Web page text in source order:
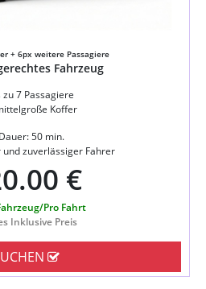
+ 6px weitere Passagiere
Fahrzeug
zu 7 Passagiere
Koffer
50 min.
zuverlässiger Fahrer
€
Pro Fahrt
Inklusive Preis